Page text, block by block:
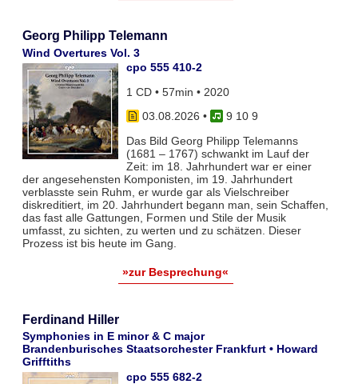
Georg Philipp Telemann
Wind Overtures Vol. 3
cpo 555 410-2
1 CD • 57min • 2020
03.08.2026 •
9 10 9
Das Bild Georg Philipp Telemanns
(1681 – 1767) schwankt im Lauf der
Zeit: im 18. Jahrhundert war er einer
der angesehensten Komponisten, im 19. Jahrhundert
verblasste sein Ruhm, er wurde gar als Vielschreiber
diskreditiert, im 20. Jahrhundert begann man, sein Schaffen,
das fast alle Gattungen, Formen und Stile der Musik
umfasst, zu sichten, zu werten und zu schätzen. Dieser
Prozess ist bis heute im Gang.
»zur Besprechung«
Ferdinand Hiller
Symphonies in E minor & C major
Brandenburisches Staatsorchester Frankfurt • Howard
Grifftiths
cpo 555 682-2